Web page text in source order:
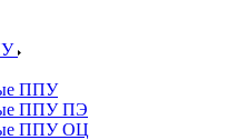
ППУ
ППУ ПЭ
ППУ ОЦ